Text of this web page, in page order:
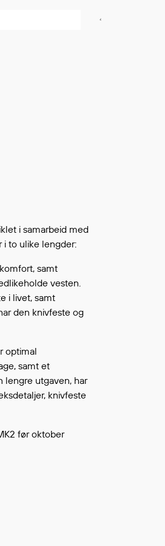
i samarbeid med
to ulike lengder:
samt
vesten.
i livet, samt
den knivfeste og
optimal
samt et
lengre utgaven, har
knivfeste
før oktober